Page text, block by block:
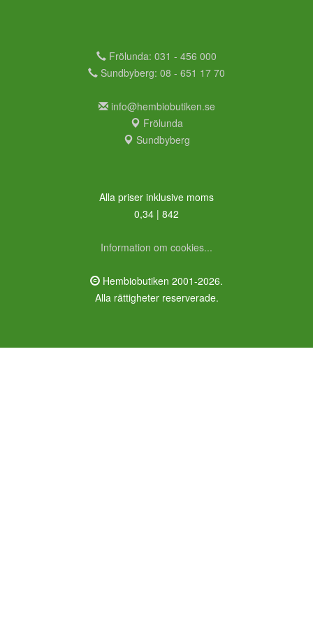
Frölunda: 031 - 456 000
Sundbyberg: 08 - 651 17 70
info@hembiobutiken.se
Frölunda
Sundbyberg
Alla priser inklusive moms
0,34 | 842
Information om cookies...
Hembiobutiken 2001-2026.
Alla rättigheter reserverade.